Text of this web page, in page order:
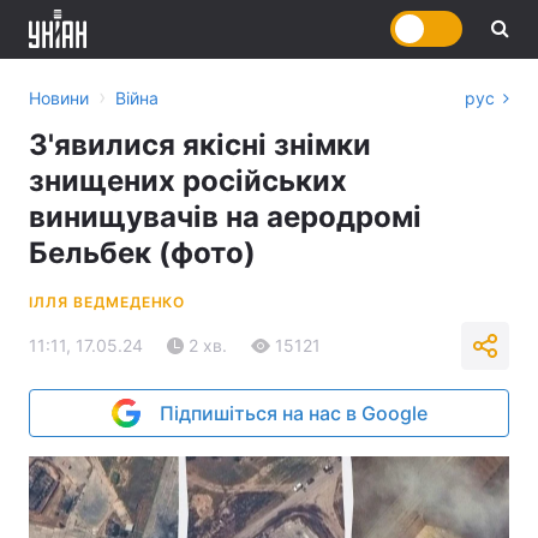
Новини › Війна рус
З'явилися якісні знімки
знищених російських
винищувачів на аеродромі
Бельбек (фото)
ІЛЛЯ ВЕДМЕДЕНКО
11:11, 17.05.24 2 хв. 15121
Підпишіться на нас в Google